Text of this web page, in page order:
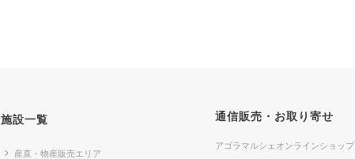
施設一覧
産直・物産販売エリア
通信販売・お取り寄せ
アゴラマルシェオンラインショップ